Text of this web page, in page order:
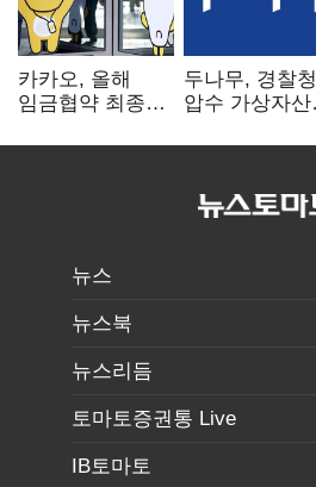
카카오, 올해
임금협약 최종
인상·격려금
두나무, 경찰청
압수 가상자산
커스터디 사업
뉴스
뉴스북
뉴스리듬
토마토증권통 Live
IB토마토